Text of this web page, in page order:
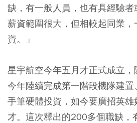
缺，有一般人員，也有具經驗
薪資範圍很大，但相較起同業
資。」
星宇航空今年五月才正式成立，
今年陸續完成第一階段機隊建
手筆硬體投資，如今要廣招英雄
才。這次釋出的200多個職缺，